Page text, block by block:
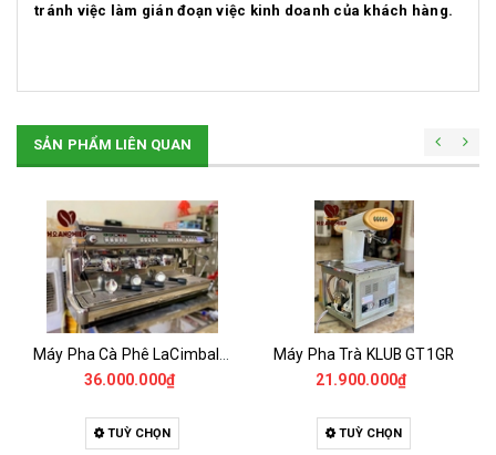
tránh việc làm gián đoạn việc kinh doanh của khách hàng.
SẢN PHẨM LIÊN QUAN
36.000.000₫
TUỲ CHỌN
Máy Pha Trà KLUB GT1GR
21.900.000₫
TUỲ CHỌN